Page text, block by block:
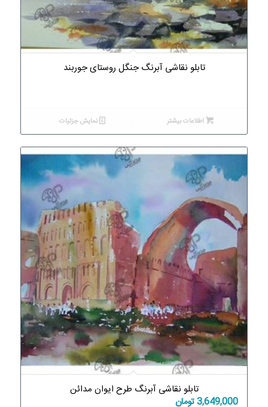
تابلو نقاشی آبرنگ جنگل روستای جوربند
اطلاعات بیشتر نمایش جزئیات
تابلو نقاشی آبرنگ طرح ایوان مدائن
3,649,000تومان